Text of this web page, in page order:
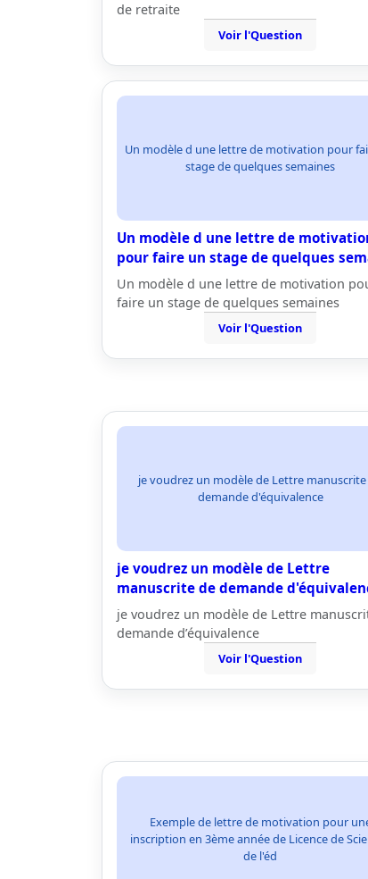
de retraite
Voir l'Question
Un modèle d une lettre de motivation pour
stage de quelques semaines
Un modèle d une lettre de
pour faire un stage de quelques
Un modèle d une lettre de motivation
faire un stage de quelques semaines
Voir l'Question
je voudrez un modèle de Lettre
demande d'équivalence
je voudrez un modèle de Lettre
manuscrite de demande
je voudrez un modèle de Lettre
demande d’équivalence
Voir l'Question
Exemple de lettre de motivation pour
inscription en 3ème année de Licence de
de l'éd